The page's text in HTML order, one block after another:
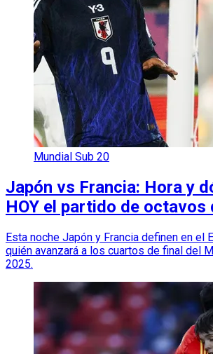
Mundial Sub 20
Japón vs Francia: Hora y
HOY el partido de octavos
Esta noche Japón y Francia definen en el
quién avanzará a los cuartos de final del
2025.